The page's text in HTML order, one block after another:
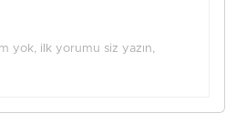
yok, ilk yorumu siz yazın,